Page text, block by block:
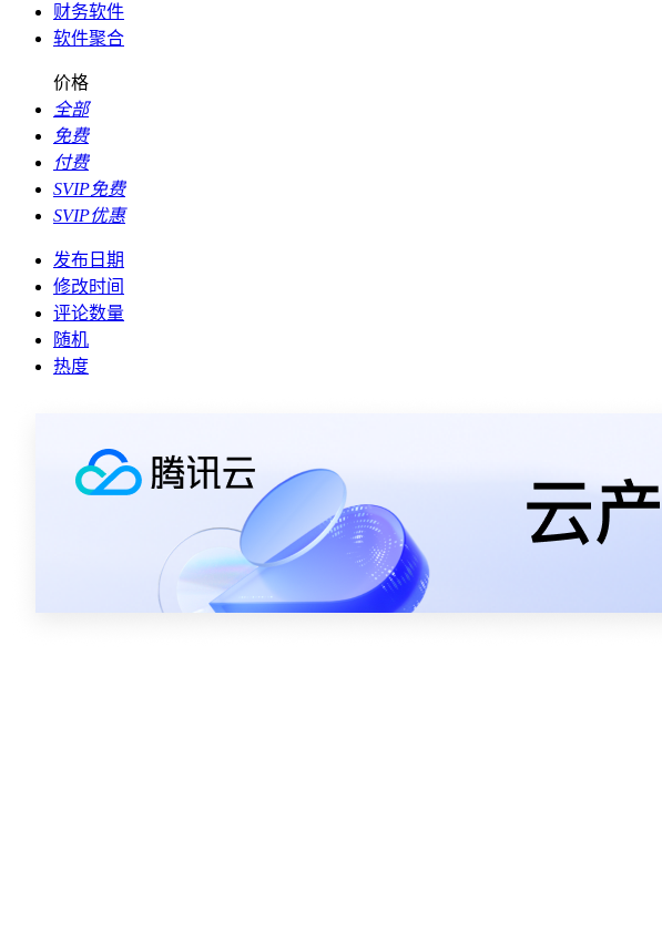
财务软件
软件聚合
价格
全部
免费
付费
SVIP免费
SVIP优惠
发布日期
修改时间
评论数量
随机
热度